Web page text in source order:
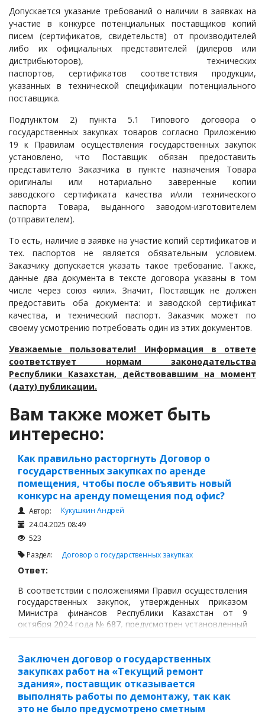
Допускается указание требований о наличии в заявках на
участие в конкурсе потенциальных поставщиков копий
писем (сертификатов, свидетельств) от производителей
либо их официальных представителей (дилеров или
дистрибьюторов), технических
паспортов, сертификатов соответствия продукции,
указанных в технической спецификации потенциального
поставщика.
Подпунктом 2) пункта 5.1 Типового договора о
государственных закупках товаров согласно Приложению
19 к Правилам осуществления государственных закупок
установлено, что Поставщик обязан предоставить
представителю Заказчика в пункте назначения Товара
оригиналы или нотариально заверенные копии
заводского сертификата качества и/или технического
паспорта Товара, выданного заводом-изготовителем
(отправителем).
То есть, наличие в заявке на участие копий сертификатов и
тех. паспортов не является обязательным условием.
Заказчику допускается указать такое требование. Также,
данные два документа в тексте договора указаны в том
числе через союз «или». Значит, Поставщик не должен
предоставить оба документа: и заводской сертификат
качества, и технический паспорт. Заказчик может по
своему усмотрению потребовать один из этих документов.
Уважаемые пользователи! Информация в ответе
соответствует нормам законодательства
Республики Казахстан, действовавшим на момент
(дату) публикации.
Вам также может быть
интересно:
Как правильно расторгнуть Договор о
государственных закупках по аренде
помещения, чтобы после объявить новый
конкурс на аренду помещения под офис?
Автор:
Кукушкин Андрей
24.04.2025 08:49
523
Раздел: Договор о государственных закупках
Ответ:
В соответствии с положениями Правил осуществления
государственных закупок, утвержденных приказом
Министра финансов Республики Казахстан от 9
октября 2024 года № 687, предусмотрен установленный
данными Правилами шаблон договора о
Заключен договор о государственных
закупках работ на «Текущий ремонт
здания», поставщик отказывается
выполнять работы по демонтажу, так как
это не было предусмотрено сметным